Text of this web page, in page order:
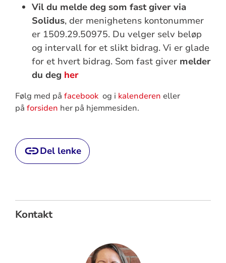
Vil du melde deg som fast giver via
Solidus, der menighetens kontonummer
er 1509.29.50975. Du velger selv beløp
og intervall for et slikt bidrag. Vi er glade
for et hvert bidrag. Som fast giver melder
du deg her
Følg med på facebook og i kalenderen eller
på forsiden her på hjemmesiden.
Del lenke
Kontakt